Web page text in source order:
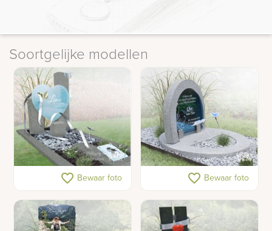
Soortgelijke modellen
Glazen hart in
kindermonument
favorite_border Bewaar foto
Ambachtelijke
kindergrafsteen met
moderne vormen
favorite_border Bewaar foto